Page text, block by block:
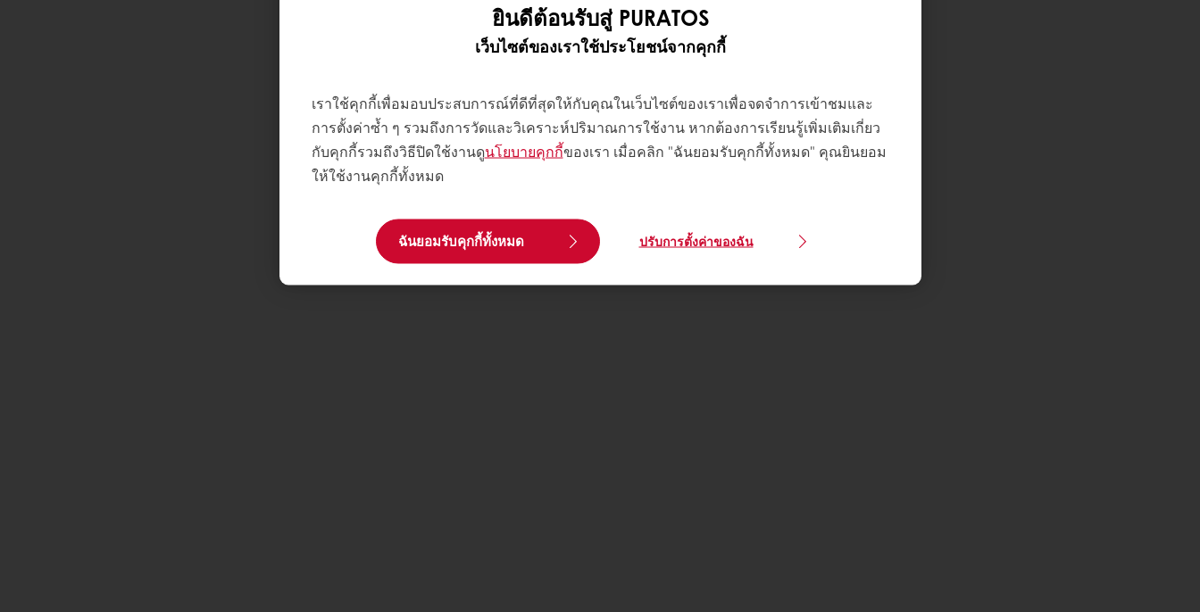
ยินดีต้อนรับสู่ PURATOS
เว็บไซต์ของเราใช้ประโยชน์จากคุกกี้
เราใช้คุกกี้เพื่อมอบประสบการณ์ที่ดีที่สุดให้กับคุณในเว็บไซต์ของเราเพื่อจดจำการเข้าชมและ
การตั้งค่าซ้ำ ๆ รวมถึงการวัดและวิเคราะห์ปริมาณการใช้งาน หากต้องการเรียนรู้เพิ่มเติมเกี่ยว
กับคุกกี้รวมถึงวิธีปิดใช้งานดูนโยบายคุกกี้ของเรา เมื่อคลิก "ฉันยอมรับคุกกี้ทั้งหมด" คุณยินยอม
ให้ใช้งานคุกกี้ทั้งหมด
ฉันยอมรับคุกกี้ทั้งหมด ปรับการตั้งค่าของฉัน